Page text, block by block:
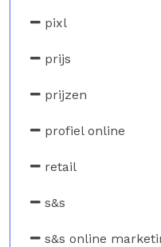
pixl
prijs
prijzen
profiel online
retail
s&s
s&s online